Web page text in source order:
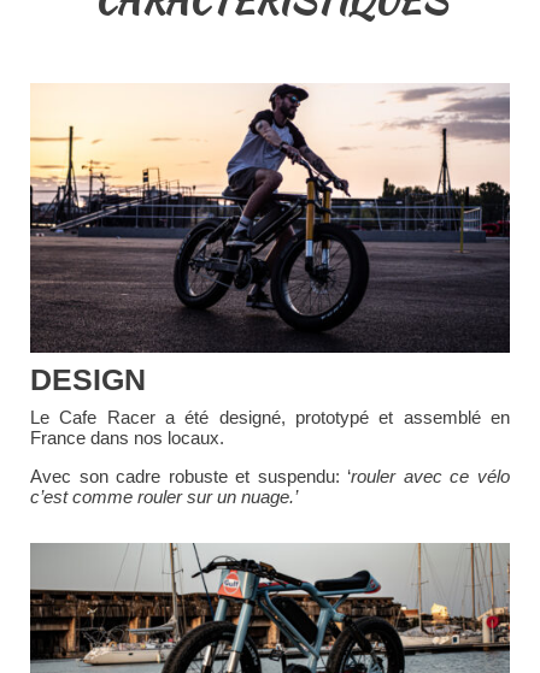
DESIGN
Le Cafe Racer a été designé, prototypé et assemblé en
France dans nos locaux.
Avec son cadre robuste et suspendu: ‘rouler avec ce vélo
c’est comme rouler sur un nuage.’